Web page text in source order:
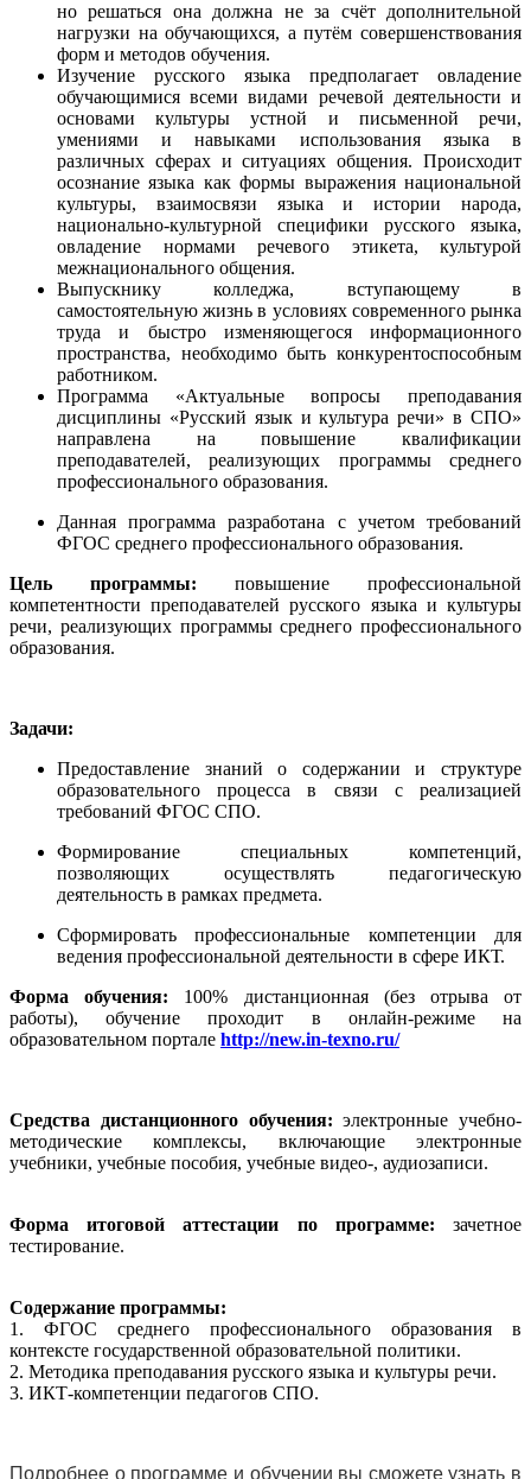
но решаться она должна не за счёт дополнительной
нагрузки на обучающихся, а путём совершенствования
форм и методов обучения.
Изучение русского языка предполагает овладение
обучающимися всеми видами речевой деятельности и
основами культуры устной и письменной речи,
умениями и навыками использования языка в
различных сферах и ситуациях общения. Происходит
осознание языка как формы выражения национальной
культуры, взаимосвязи языка и истории народа,
национально-культурной специфики русского языка,
овладение нормами речевого этикета, культурой
межнационального общения.
Выпускнику колледжа, вступающему в
самостоятельную жизнь в условиях современного рынка
труда и быстро изменяющегося информационного
пространства, необходимо быть конкурентоспособным
работником.
Программа «Актуальные вопросы преподавания
дисциплины «Русский язык и культура речи» в СПО»
направлена на повышение квалификации
преподавателей, реализующих программы среднего
профессионального образования.
Данная программа разработана с учетом требований
ФГОС среднего профессионального образования.
Цель программы: повышение профессиональной
компетентности преподавателей русского языка и культуры
речи, реализующих программы среднего профессионального
образования.
Задачи:
Предоставление знаний о содержании и структуре
образовательного процесса в связи с реализацией
требований ФГОС СПО.
Формирование специальных компетенций,
позволяющих осуществлять педагогическую
деятельность в рамках предмета.
Сформировать профессиональные компетенции для
ведения профессиональной деятельности в сфере ИКТ.
Форма обучения: 100% дистанционная (без отрыва от
работы), обучение проходит в онлайн-режиме на
образовательном портале http://new.in-texno.ru/
Средства дистанционного обучения: электронные учебно-
методические комплексы, включающие электронные
учебники, учебные пособия, учебные видео-, аудиозаписи.
Форма итоговой аттестации по программе: зачетное
тестирование.
Содержание программы:
1. ФГОС среднего профессионального образования в
контексте государственной образовательной политики.
2. Методика преподавания русского языка и культуры речи.
3. ИКТ-компетенции педагогов СПО.
Подробнее о программе и обучении вы сможете узнать в